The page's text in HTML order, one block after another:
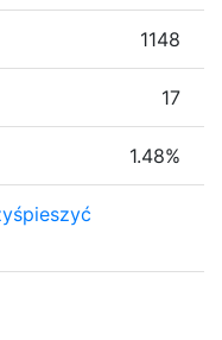
1148
17
1.48%